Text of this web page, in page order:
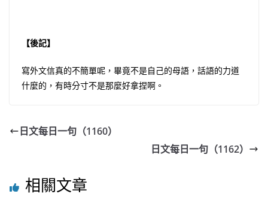
【後記】
寫外文信真的不簡單呢，畢竟不是自己的母語，話語的力道
什麼的，有時分寸不是那麼好拿捏啊。
日文每日一句（1160）
日文每日一句（1162）
相關文章